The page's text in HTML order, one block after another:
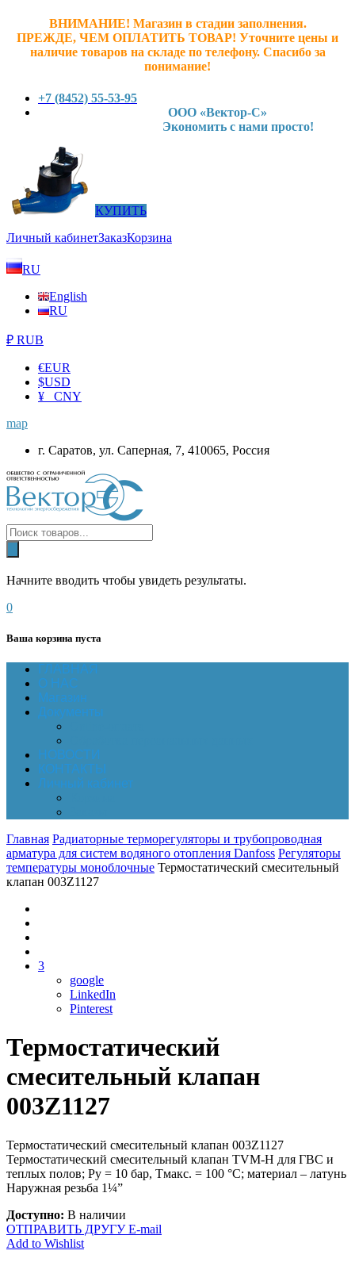
ВНИМАНИЕ! Магазин в стадии заполнения.
ПРЕЖДЕ, ЧЕМ ОПЛАТИТЬ ТОВАР! Уточните цены и
наличие товаров на складе по телефону. Спасибо за
понимание!
+7 (8452) 55-53-95
ООО «Вектор-С»
Экономить с нами просто!
КУПИТЬ
Личный кабинетЗаказКорзина
RU
English
RU
₽ RUB
€EUR
$USD
¥ CNY
map
г. Саратов, ул. Саперная, 7, 410065, Россия
Начните вводить чтобы увидеть результаты.
0
Ваша корзина пуста
ГЛАВНАЯ
О НАС
Магазин
Документы
НОВОСТИ
КОНТАКТЫ
Личный кабинет
Главная Радиаторные терморегуляторы и трубопроводная
арматура для систем водяного отопления Danfoss Регуляторы
температуры моноблочные Термостатический смесительный
клапан 003Z1127
3
google
LinkedIn
Pinterest
Термостатический
смесительный клапан
003Z1127
Термостатический смесительный клапан 003Z1127
Термостатический смесительный клапан TVM-H для ГВС и
теплых полов; Ру = 10 бар, Тмакс. = 100 °С; материал – латунь
Наружная резьба 1¼”
Доступно: В наличии
ОТПРАВИТЬ ДРУГУ E-mail
Add to Wishlist